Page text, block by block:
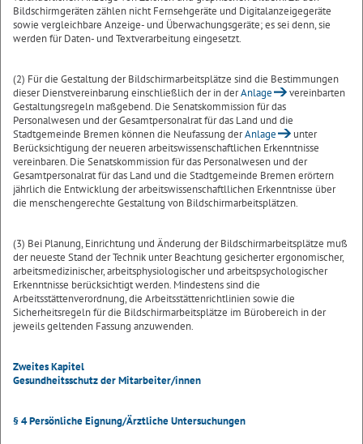
Bildschirmgeräten zählen nicht Fernsehgeräte und Digitalanzeigegeräte
sowie vergleichbare Anzeige- und Überwachungsgeräte; es sei denn, sie
werden für Daten- und Textverarbeitung eingesetzt.
(2) Für die Gestaltung der Bildschirmarbeitsplätze sind die Bestimmungen
dieser Dienstvereinbarung einschließlich der in derAnlage
vereinbarten
Gestaltungsregeln maßgebend. Die Senatskommission für das
Personalwesen und der Gesamtpersonalrat für das Land und die
Stadtgemeinde Bremen können die Neufassung derAnlage
unter
Berücksichtigung der neueren arbeitswissenschaftlichen Erkenntnisse
vereinbaren. Die Senatskommission für das Personalwesen und der
Gesamtpersonalrat für das Land und die Stadtgemeinde Bremen erörtern
jährlich die Entwicklung der arbeitswissenschaftllichen Erkenntnisse über
die menschengerechte Gestaltung von Bildschirmarbeitsplätzen.
(3) Bei Planung, Einrichtung und Änderung der Bildschirmarbeitsplätze muß
der neueste Stand der Technik unter Beachtung gesicherter ergonomischer,
arbeitsmedizinischer, arbeitsphysiologischer und arbeitspsychologischer
Erkenntnisse berücksichtigt werden. Mindestens sind die
Arbeitsstättenverordnung, die Arbeitsstättenrichtlinien sowie die
Sicherheitsregeln für die Bildschirmarbeitsplätze im Bürobereich in der
jeweils geltenden Fassung anzuwenden.
Zweites Kapitel
Gesundheitsschutz der Mitarbeiter/innen
§ 4 Persönliche Eignung/Ärztliche Untersuchungen